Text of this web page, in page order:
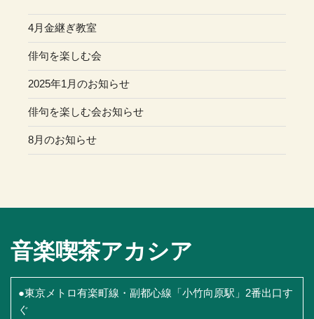
4月金継ぎ教室
俳句を楽しむ会
2025年1月のお知らせ
俳句を楽しむ会お知らせ
8月のお知らせ
音楽喫茶アカシア
●東京メトロ有楽町線・副都心線「小竹向原駅」2番出口す
ぐ